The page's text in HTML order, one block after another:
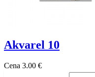
Akvarel 10
Cena 3,00 €